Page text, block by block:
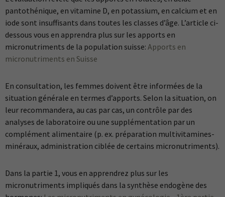
pantothénique, en vitamine D, en potassium, en calcium et en
iode sont insuffisants dans toutes les classes d’âge. L’article ci-
dessous vous en apprendra plus sur les apports en
micronutriments de la population suisse: Apports en
micronutriments en Suisse
En consultation, les femmes doivent être informées de la
situation générale en termes d’apports. Selon la situation, on
leur recommandera, au cas par cas, un contrôle par des
analyses de laboratoire ou une supplémentation par un
complément alimentaire (p. ex. préparation multivitamines-
minéraux, administration ciblée de certains micronutriments).
Dans la partie 1, vous en apprendrez plus sur les
micronutriments impliqués dans la synthèse endogène des